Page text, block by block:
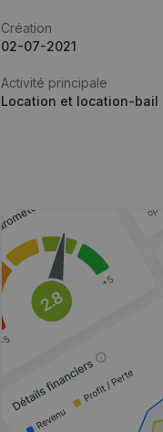
Création
02-07-2021
Activité principale
Location et location-